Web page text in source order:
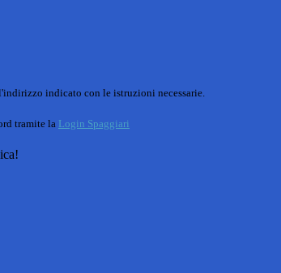
indicato con le istruzioni necessarie.
tramite la Login Spaggiari